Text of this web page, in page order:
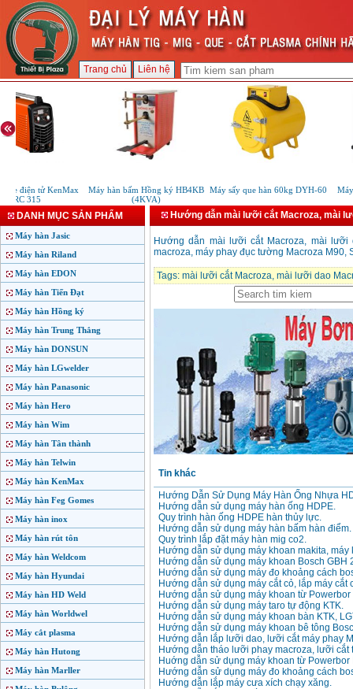
Trang chủ Liên hệ
điện tử KenMax
ARC 315
Máy hàn bấm Hồng ký HB4KB
(4KVA)
Máy sấy que hàn 60kg DYH-60
DANH MỤC SẢN PHẨM
Máy hàn Jasic
Máy hàn Riland
Máy hàn EDON
Máy hàn Tiến Đạt
Máy hàn Hồng ký
Máy hàn Trung Thắng
Máy hàn DONSUN
Máy hàn LGwelder
Máy hàn Panasonic
Máy hàn Hero
Máy hàn Wim
Máy hàn Tân thành
Máy hàn Telwin
Máy hàn KenMax
Máy hàn Feg Gomes
Máy hàn inox
Máy hàn rút tôn
Máy hàn Weldcom
Máy hàn Hyundai
Máy hàn HD Weld
Máy hàn Worldwel
Máy cắt plasma
Máy hàn Hutong
Máy hàn Marller
Hướng dẫn mài lưỡi cắt Macroza, mài
Hướng dẫn mài lưỡi cắt Macroza, mài
macroza, máy phay đục tường Macroza M90,
Tags: mài lưỡi cắt Macroza, mài lưỡi dao
Tin khác
Hướng Dẫn Sử Dụng Máy Hàn Ống Nhựa
Hướng dẫn sử dụng máy hàn ống HDPE.
Quy trình hàn ống HDPE hàn thủy lực.
Hướng dẫn sử dụng máy hàn bấm hàn điểm.
Quy trình lắp đặt máy hàn mig co2.
Hướng dẫn sử dụng máy khoan makita, máy
Hướng dẫn sử dụng máy khoan Bosch GBH
Hướng dẫn sử dụng máy đo khoảng cách
Hướng dẫn sử dụng máy cắt cỏ, lắp máy cắt
Hướng dẫn sử dụng máy khoan từ Powerbor
Hướng dẫn sử dụng máy taro tự động KTK.
Hướng dẫn sử dụng máy khoan bàn KTK,
Hướng dẫn sử dụng máy khoan bê tông
Hướng dẫn lắp lưỡi dao, lưỡi cắt máy phay
Hướng dẫn tháo lưỡi phay macroza, lưỡi cắt
Huớng dẫn sử dụng máy khoan từ Powerbor
Hướng dẫn sử dụng máy đo khoảng cách
Hướng dẫn lắp máy cưa xích chạy xăng.